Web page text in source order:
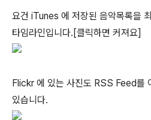
요건 iTunes 에 저장된 음악목록을
타임라인입니다.[클릭하면 커져요]
Flickr 에 있는 사진도 RSS Feed를
있습니다.